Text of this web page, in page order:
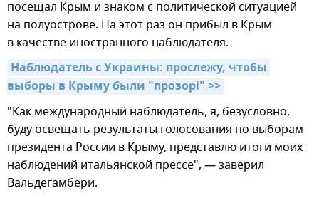
посещал Крым и знаком с политической ситуацией
на полуострове. На этот раз он прибыл в Крым
в качестве иностранного наблюдателя.
Наблюдатель с Украины: прослежу, чтобы
выборы в Крыму были "прозорi" >>
"Как международный наблюдатель, я, безусловно,
буду освещать результаты голосования по выборам
президента России в Крыму, представлю итоги моих
наблюдений итальянской прессе", — заверил
Вальдегамбери.